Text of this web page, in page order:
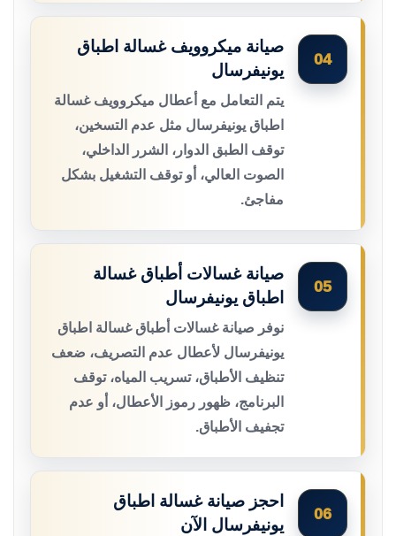
04
صيانة ميكروويف غسالة اطباق
يونيفرسال
يتم التعامل مع أعطال ميكروويف غسالة
اطباق يونيفرسال مثل عدم التسخين،
توقف الطبق الدوار، الشرر الداخلي،
الصوت العالي، أو توقف التشغيل بشكل
مفاجئ.
05
صيانة غسالات أطباق غسالة
اطباق يونيفرسال
نوفر صيانة غسالات أطباق غسالة اطباق
يونيفرسال لأعطال عدم التصريف، ضعف
تنظيف الأطباق، تسريب المياه، توقف
البرنامج، ظهور رموز الأعطال، أو عدم
تجفيف الأطباق.
06
احجز صيانة غسالة اطباق
يونيفرسال الآن